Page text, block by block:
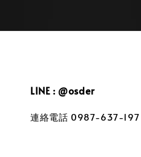
LINE : @osder
連絡電話 0987-637-197